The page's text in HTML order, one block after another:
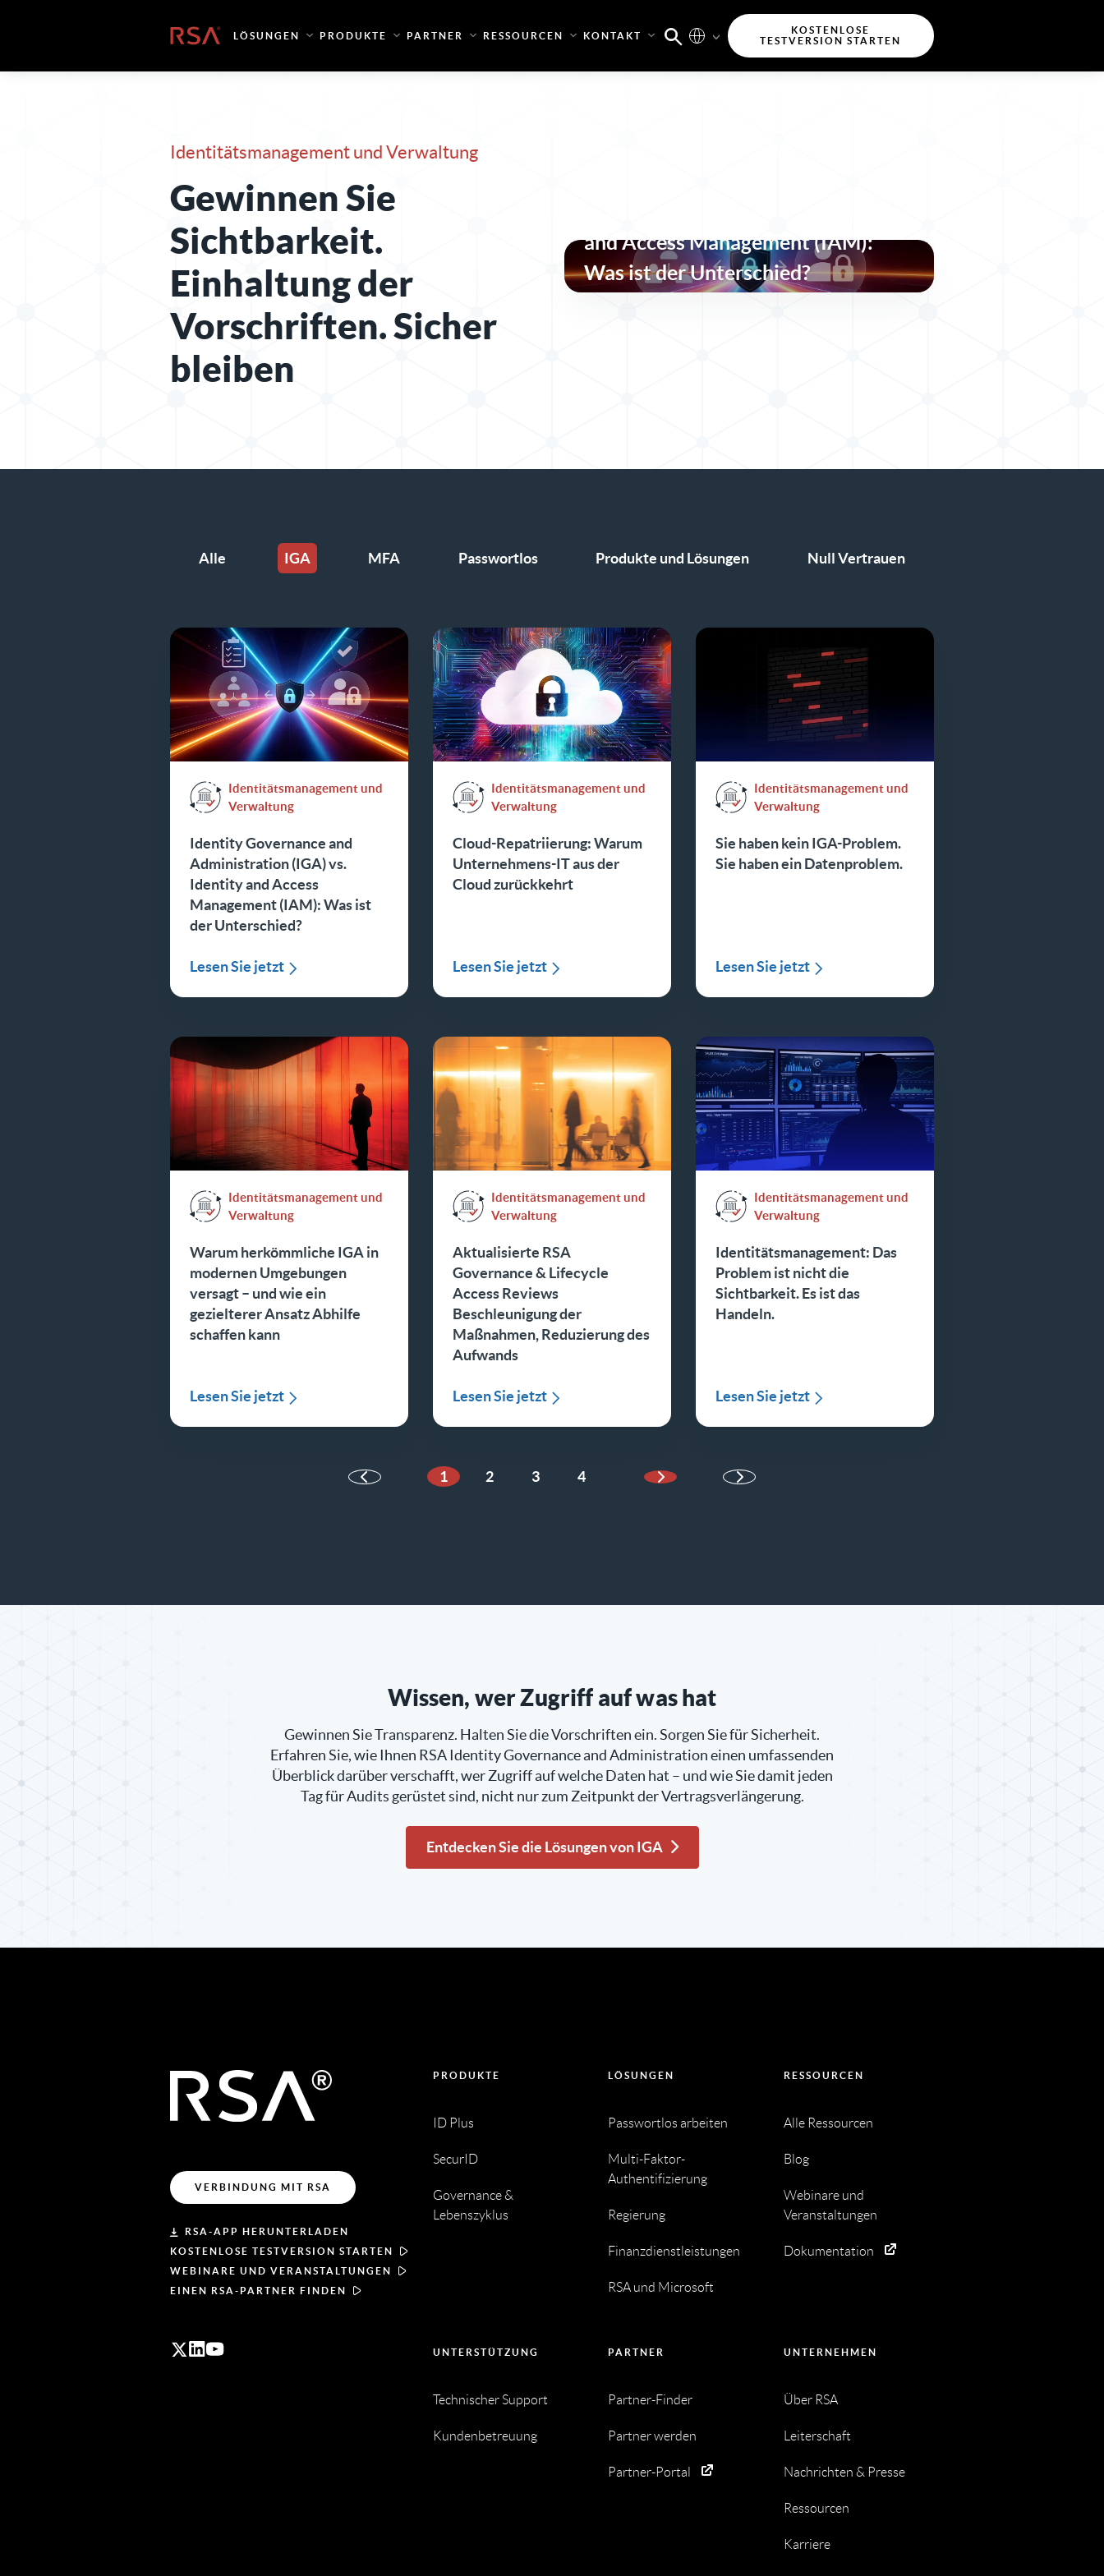
StartseiteLÖSUNGEN PRODUKTE PARTNER RESSOURCEN KONTAKT
KOSTENLOSE
TESTVERSION STARTEN
Identitätsmanagement und Verwaltung
Gewinnen Sie
Sichtbarkeit.
Einhaltung der
Vorschriften. Sicher
bleiben
and Access Management (IAM):
Was ist der Unterschied?
Alle IGA MFA Passwortlos Produkte und Lösungen Null Vertrauen
Identitätsmanagement und
Verwaltung
Identity Governance and
Administration (IGA) vs.
Identity and Access
Management (IAM): Was ist
der Unterschied?
Lesen Sie jetzt
Identitätsmanagement und
Verwaltung
Cloud-Repatriierung: Warum
Unternehmens-IT aus der
Cloud zurückkehrt
Lesen Sie jetzt
Identitätsmanagement und
Verwaltung
Sie haben kein IGA-Problem.
Sie haben ein Datenproblem.
Lesen Sie jetzt
Identitätsmanagement und
Verwaltung
Warum herkömmliche IGA in
modernen Umgebungen
versagt – und wie ein
gezielterer Ansatz Abhilfe
schaffen kann
Lesen Sie jetzt
Identitätsmanagement und
Verwaltung
Aktualisierte RSA
Governance & Lifecycle
Access Reviews
Beschleunigung der
Maßnahmen, Reduzierung des
Aufwands
Lesen Sie jetzt
Identitätsmanagement und
Verwaltung
Identitätsmanagement: Das
Problem ist nicht die
Sichtbarkeit. Es ist das
Handeln.
Lesen Sie jetzt
1 2 3 4
Nächste Seite
Wissen, wer Zugriff auf was hat
Gewinnen Sie Transparenz. Halten Sie die Vorschriften ein. Sorgen Sie für Sicherheit.
Erfahren Sie, wie Ihnen RSA Identity Governance and Administration einen umfassenden
Überblick darüber verschafft, wer Zugriff auf welche Daten hat – und wie Sie damit jeden
Tag für Audits gerüstet sind, nicht nur zum Zeitpunkt der Vertragsverlängerung.
Entdecken Sie die Lösungen von IGA
VERBINDUNG MIT RSA
RSA-APP HERUNTERLADEN
KOSTENLOSE TESTVERSION STARTEN
WEBINARE UND VERANSTALTUNGEN
EINEN RSA-PARTNER FINDEN
PRODUKTE
ID Plus
SecurID
Governance &
Lebenszyklus
LÖSUNGEN
Passwortlos arbeiten
Multi-Faktor-
Authentifizierung
Regierung
Finanzdienstleistungen
RSA und Microsoft
RESSOURCEN
Alle Ressourcen
Blog
Webinare und
Veranstaltungen
Dokumentation
UNTERSTÜTZUNG
Technischer Support
Kundenbetreuung
PARTNER
Partner-Finder
Partner werden
Partner-Portal
UNTERNEHMEN
Über RSA
Leiterschaft
Nachrichten & Presse
Ressourcen
Karriere